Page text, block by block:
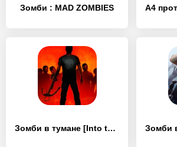
Зомби : MAD ZOMBIES
Зомби в тумане [Into the Dead]